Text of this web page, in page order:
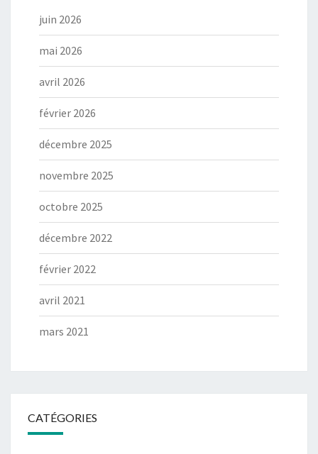
juin 2026
mai 2026
avril 2026
février 2026
décembre 2025
novembre 2025
octobre 2025
décembre 2022
février 2022
avril 2021
mars 2021
CATÉGORIES